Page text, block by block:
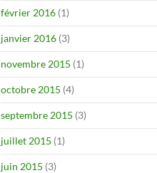
février 2016 (1)
janvier 2016 (3)
novembre 2015 (1)
octobre 2015 (4)
septembre 2015 (3)
juillet 2015 (1)
juin 2015 (3)